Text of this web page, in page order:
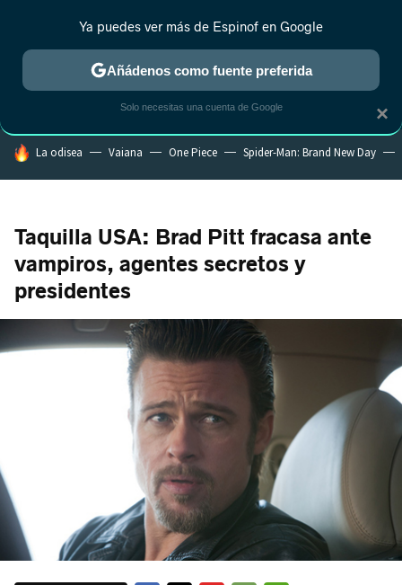
ESTRENOS REALITY ANIME RANKINGS CINE
HOY SE HABLA DE
La odisea Vaiana One Piece Spider-Man: Brand New Day
Taquilla USA: Brad Pitt fracasa ante
vampiros, agentes secretos y
presidentes
×
Ya puedes ver más de Espinof en Google
Añádenos como fuente preferida
Solo necesitas una cuenta de Google